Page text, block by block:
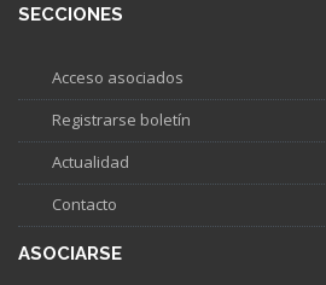
SECCIONES
Acceso asociados
Registrarse boletín
Actualidad
Contacto
ASOCIARSE